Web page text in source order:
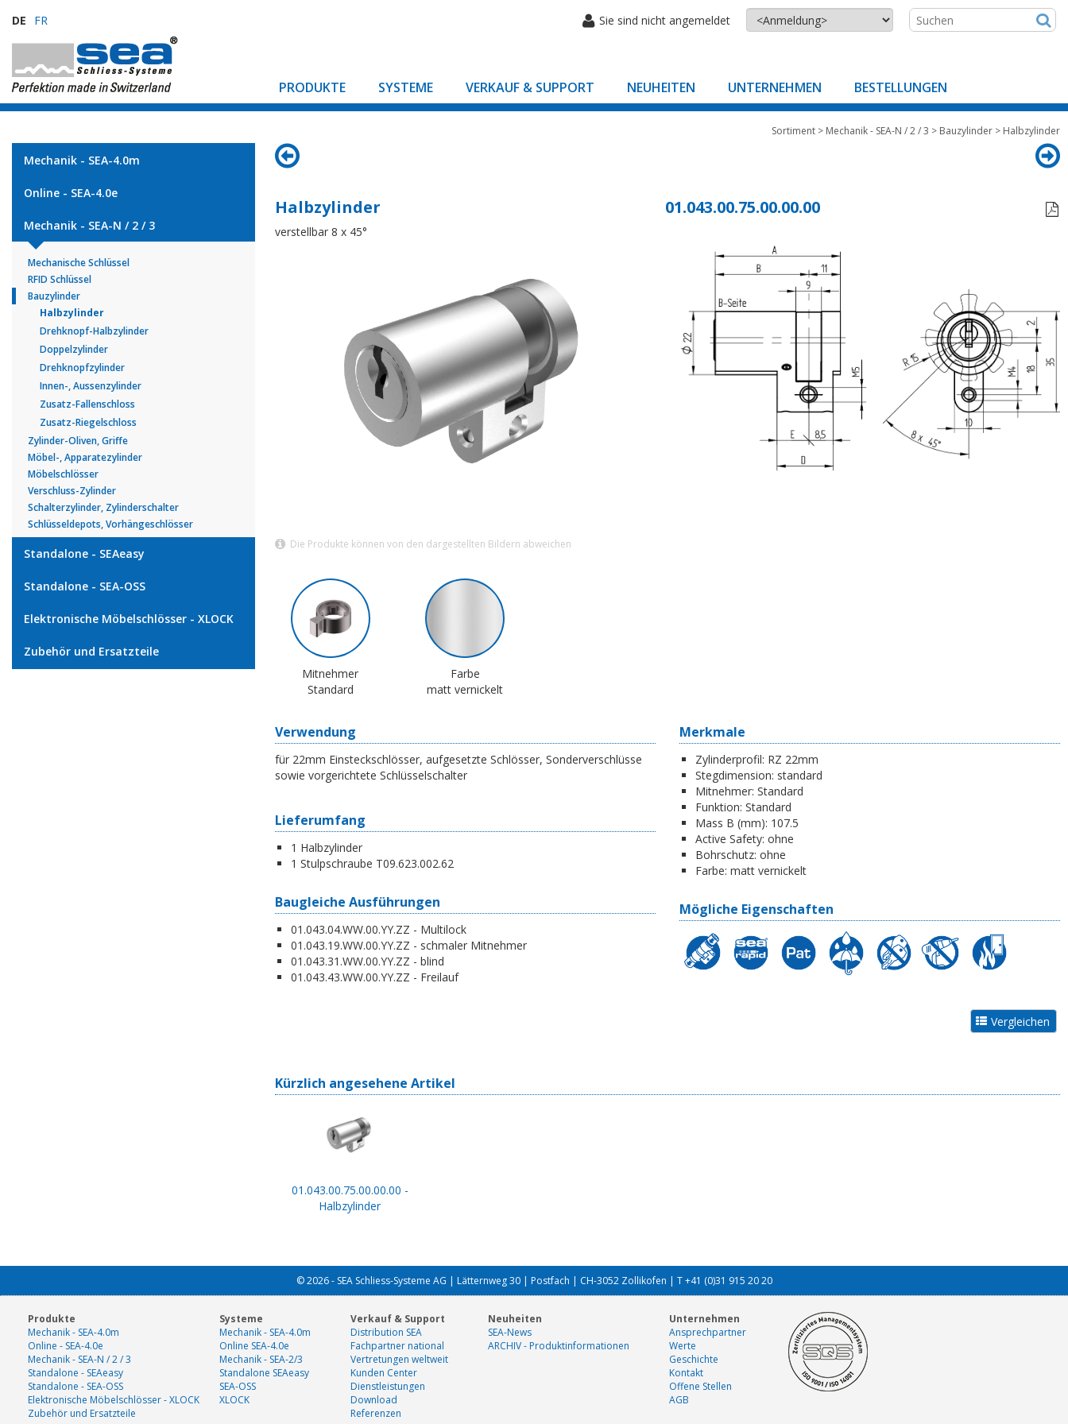
DE FR Sie sind nicht angemeldet
PRODUKTE SYSTEME VERKAUF & SUPPORT NEUHEITEN UNTERNEHMEN BESTELLUNGEN
Mechanik - SEA-4.0m
Online - SEA-4.0e
Mechanik - SEA-N / 2 / 3
Mechanische Schlüssel
RFID Schlüssel
Bauzylinder
Halbzylinder
Drehknopf-Halbzylinder
Doppelzylinder
Drehknopfzylinder
Innen-, Aussenzylinder
Zusatz-Fallenschloss
Zusatz-Riegelschloss
Zylinder-Oliven, Griffe
Möbel-, Apparatezylinder
Möbelschlösser
Verschluss-Zylinder
Schalterzylinder, Zylinderschalter
Schlüsseldepots, Vorhängeschlösser
Standalone - SEAeasy
Standalone - SEA-OSS
Elektronische Möbelschlösser - XLOCK
Zubehör und Ersatzteile
Sortiment > Mechanik - SEA-N / 2 / 3 > Bauzylinder > Halbzylinder
Halbzylinder 01.043.00.75.00.00.00

verstellbar 8 x 45°
Die Produkte können von den dargestellten Bildern abweichen
Mitnehmer
Standard
Farbe
matt vernickelt
Verwendung
für 22mm Einsteckschlösser, aufgesetzte Schlösser, Sonderverschlüsse
sowie vorgerichtete Schlüsselschalter
Lieferumfang
1 Halbzylinder
1 Stulpschraube T09.623.002.62
Baugleiche Ausführungen
01.043.04.WW.00.YY.ZZ - Multilock
01.043.19.WW.00.YY.ZZ - schmaler Mitnehmer
01.043.31.WW.00.YY.ZZ - blind
01.043.43.WW.00.YY.ZZ - Freilauf
Merkmale
Zylinderprofil: RZ 22mm
Stegdimension: standard
Mitnehmer: Standard
Funktion: Standard
Mass B (mm): 107.5
Active Safety: ohne
Bohrschutz: ohne
Farbe: matt vernickelt
Mögliche Eigenschaften
Kürzlich angesehene Artikel
01.043.00.75.00.00.00 -
Halbzylinder
© 2026 - SEA Schliess-Systeme AG | Lätternweg 30 | Postfach | CH-3052 Zollikofen | T +41 (0)31 915 20 20
Produkte
Mechanik - SEA-4.0m
Online - SEA-4.0e
Mechanik - SEA-N / 2 / 3
Standalone - SEAeasy
Standalone - SEA-OSS
Elektronische Möbelschlösser - XLOCK
Zubehör und Ersatzteile
Systeme
Mechanik - SEA-4.0m
Online SEA-4.0e
Mechanik - SEA-2/3
Standalone SEAeasy
SEA-OSS
XLOCK
Verkauf & Support
Distribution SEA
Fachpartner national
Vertretungen weltweit
Kunden Center
Dienstleistungen
Download
Referenzen
Neuheiten
SEA-News
ARCHIV - Produktinformationen
Unternehmen
Ansprechpartner
Werte
Geschichte
Kontakt
Offene Stellen
AGB